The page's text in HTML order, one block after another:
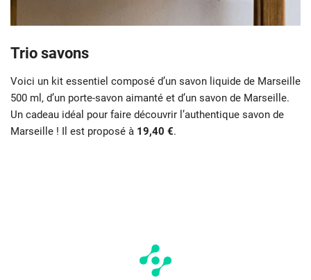
Trio savons
Voici un kit essentiel composé d’un savon liquide de Marseille
500 ml, d’un porte-savon aimanté et d’un savon de Marseille.
Un cadeau idéal pour faire découvrir l’authentique savon de
Marseille ! Il est proposé à 19,40 €.